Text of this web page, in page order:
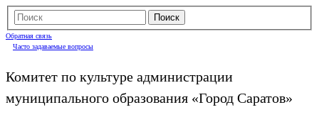
Обратная связь
Часто задаваемые вопросы
Комитет по культуре администрации
муниципального образования «Город Саратов»